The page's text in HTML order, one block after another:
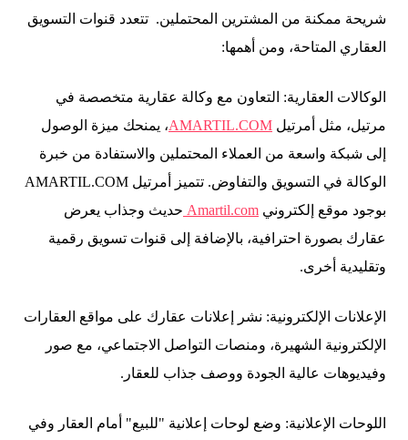
شريحة ممكنة من المشترين المحتملين. تتعدد قنوات التسويق
العقاري المتاحة، ومن أهمها:
الوكالات العقارية: التعاون مع وكالة عقارية متخصصة في
مرتيل، مثل أمرتيل AMARTIL.COM، يمنحك ميزة الوصول
إلى شبكة واسعة من العملاء المحتملين والاستفادة من خبرة
الوكالة في التسويق والتفاوض. تتميز أمرتيل AMARTIL.COM
بوجود موقع إلكتروني Amartil.com حديث وجذاب يعرض
عقارك بصورة احترافية، بالإضافة إلى قنوات تسويق رقمية
وتقليدية أخرى.
الإعلانات الإلكترونية: نشر إعلانات عقارك على مواقع العقارات
الإلكترونية الشهيرة، ومنصات التواصل الاجتماعي، مع صور
وفيديوهات عالية الجودة ووصف جذاب للعقار.
اللوحات الإعلانية: وضع لوحات إعلانية "للبيع" أمام العقار وفي